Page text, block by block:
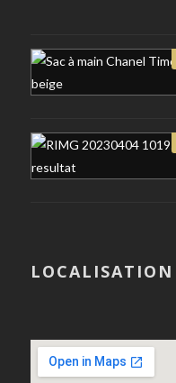
LOCALISATION